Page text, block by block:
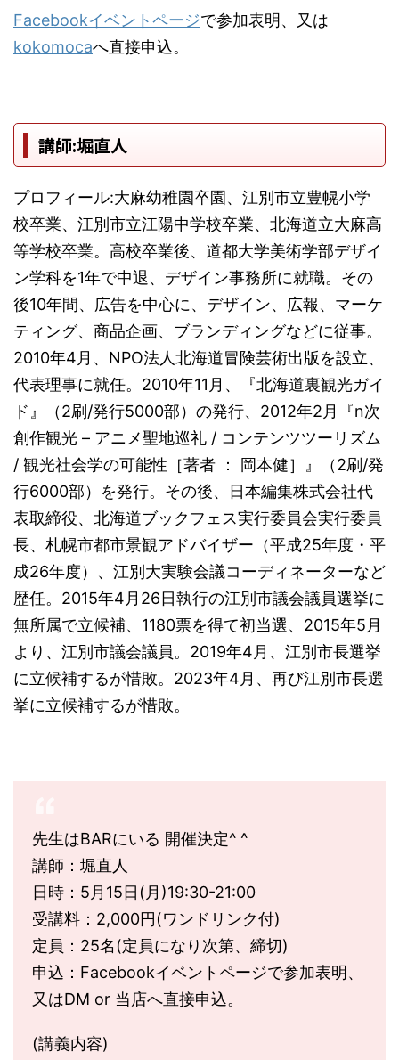
Facebookイベントページで参加表明、又は
kokomocaへ直接申込。
講師:堀直人
プロフィール:大麻幼稚園卒園、江別市立豊幌小学
校卒業、江別市立江陽中学校卒業、北海道立大麻高
等学校卒業。高校卒業後、道都大学美術学部デザイ
ン学科を1年で中退、デザイン事務所に就職。その
後10年間、広告を中心に、デザイン、広報、マーケ
ティング、商品企画、ブランディングなどに従事。
2010年4月、NPO法人北海道冒険芸術出版を設立、
代表理事に就任。2010年11月、『北海道裏観光ガイ
ド』（2刷/発行5000部）の発行、2012年2月『n次
創作観光 – アニメ聖地巡礼 / コンテンツツーリズム
/ 観光社会学の可能性［著者 ： 岡本健］』（2刷/発
行6000部）を発行。その後、日本編集株式会社代
表取締役、北海道ブックフェス実行委員会実行委員
長、札幌市都市景観アドバイザー（平成25年度・平
成26年度）、江別大実験会議コーディネーターなど
歴任。2015年4月26日執行の江別市議会議員選挙に
無所属で立候補、1180票を得て初当選、2015年5月
より、江別市議会議員。2019年4月、江別市長選挙
に立候補するが惜敗。2023年4月、再び江別市長選
挙に立候補するが惜敗。
先生はBARにいる 開催決定^ ^
講師：堀直人
日時：5月15日(月)19:30-21:00
受講料：2,000円(ワンドリンク付)
定員：25名(定員になり次第、締切)
申込：Facebookイベントページで参加表明、
又はDM or 当店へ直接申込。
(講義内容)